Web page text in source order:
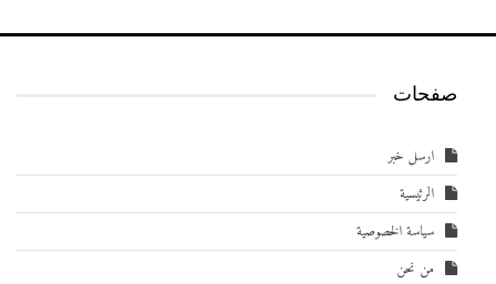
صفحات
ارسل خبر
الرئيسية
سياسة الخصوصية
من نحن